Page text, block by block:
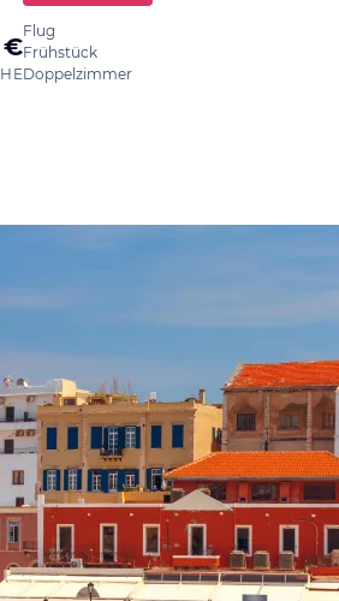
€
Flug
Frühstück
Doppelzimmer